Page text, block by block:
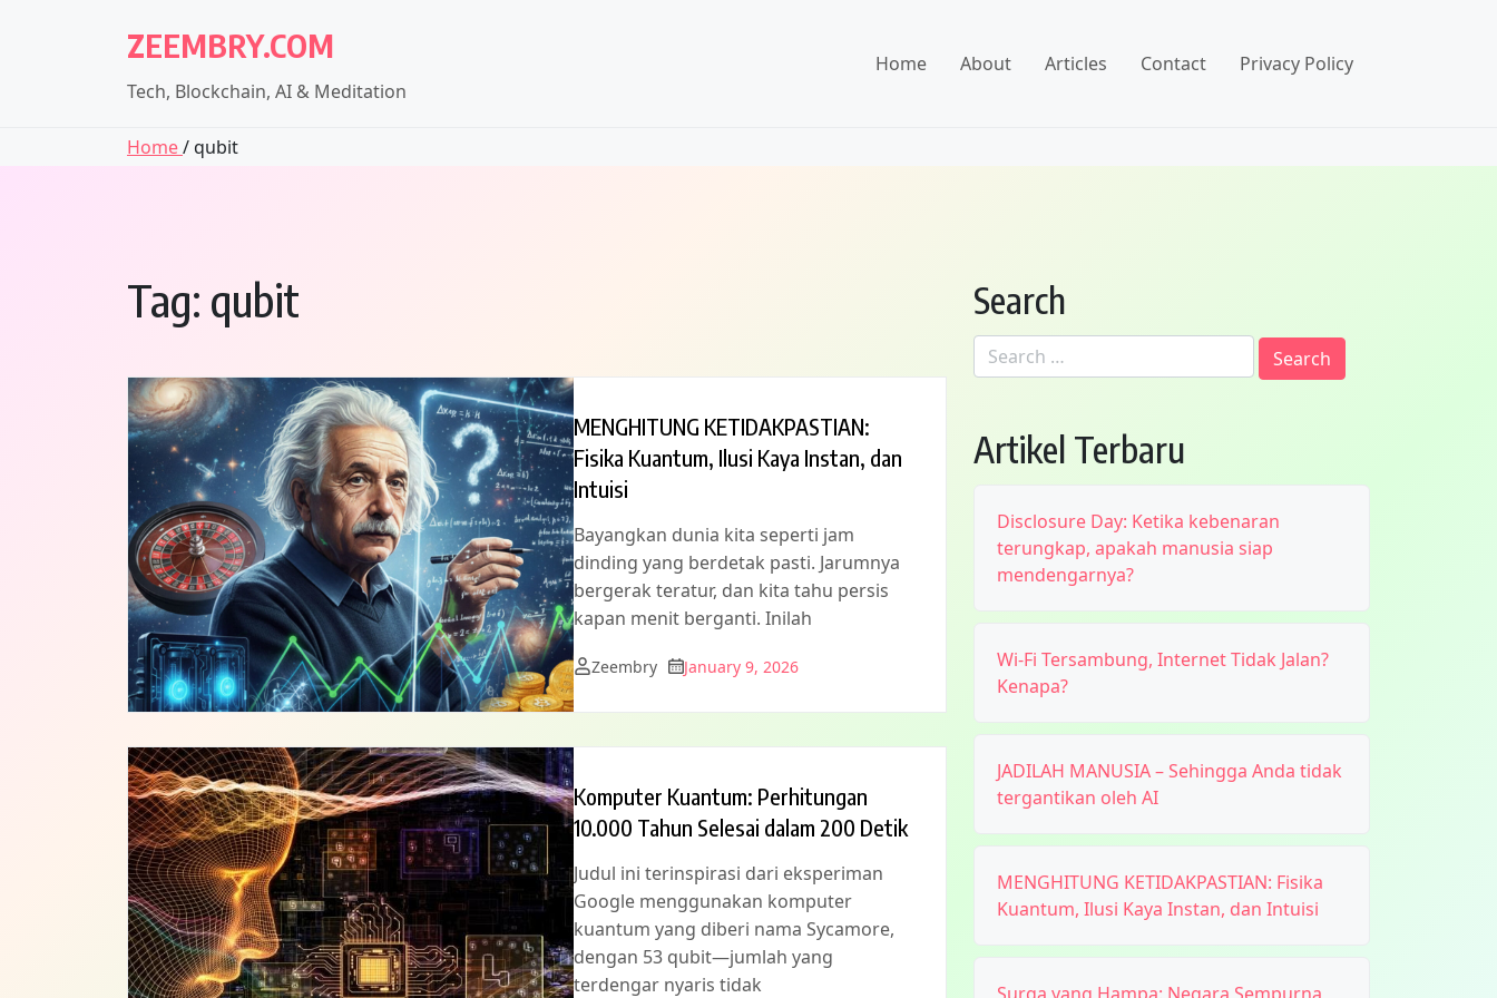
ZEEMBRY.COM
Tech, Blockchain, AI & Meditation
Home About Articles Contact Privacy Policy
Home/ qubit
Tag: qubit
MENGHITUNG KETIDAKPASTIAN:
Fisika Kuantum, Ilusi Kaya Instan, dan
Intuisi
Bayangkan dunia kita seperti jam
dinding yang berdetak pasti. Jarumnya
bergerak teratur, dan kita tahu persis
kapan menit berganti. Inilah
Zeembry January 9, 2026
Komputer Kuantum: Perhitungan
10.000 Tahun Selesai dalam 200 Detik
Judul ini terinspirasi dari eksperiman
Google menggunakan komputer
kuantum yang diberi nama Sycamore,
dengan 53 qubit—jumlah yang
terdengar nyaris tidak
Search
Search
for:
Artikel Terbaru
Disclosure Day: Ketika kebenaran
terungkap, apakah manusia siap
mendengarnya?
Wi-Fi Tersambung, Internet Tidak Jalan?
Kenapa?
JADILAH MANUSIA – Sehingga Anda tidak
tergantikan oleh AI
MENGHITUNG KETIDAKPASTIAN: Fisika
Kuantum, Ilusi Kaya Instan, dan Intuisi